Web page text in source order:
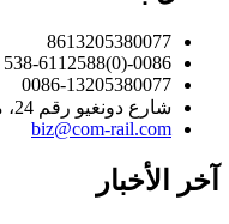
8613205380077
0086-(0)538-6112588
0086-13205380077
شارع دونغيو رقم 24، مدينة تايان، مقاطعة شاندونغ، الصين
biz@com-rail.com
آخر الأخبار